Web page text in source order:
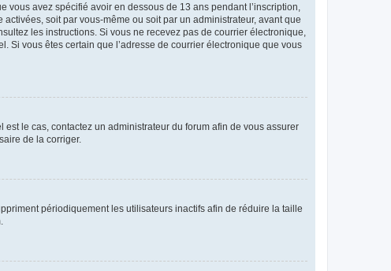
avez spécifié avoir en dessous de 13 ans pendant l’inscription,
soit par vous-même ou soit par un administrateur, avant que
les instructions. Si vous ne recevez pas de courrier électronique,
Si vous êtes certain que l’adresse de courrier électronique que vous
le cas, contactez un administrateur du forum afin de vous assurer
de la corriger.
périodiquement les utilisateurs inactifs afin de réduire la taille